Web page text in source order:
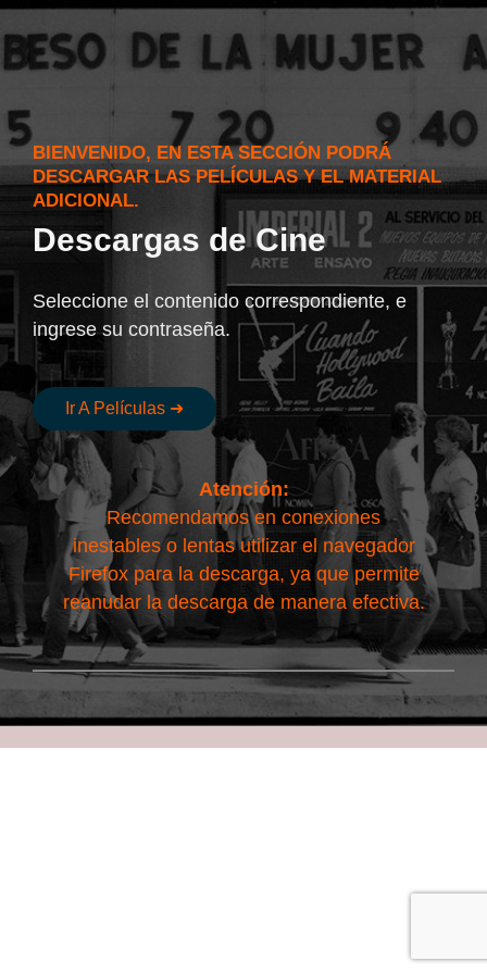
Ir
al
contenido
BIENVENIDO, EN ESTA SECCIÓN PODRÁ
DESCARGAR LAS PELÍCULAS Y EL MATERIAL
ADICIONAL.
Descargas de Cine
Seleccione el contenido correspondiente, e
ingrese su contraseña.
Ir A Películas ➜
Atención:
Recomendamos en conexiones
inestables o lentas utilizar el navegador
Firefox para la descarga, ya que permite
reanudar la descarga de manera efectiva.